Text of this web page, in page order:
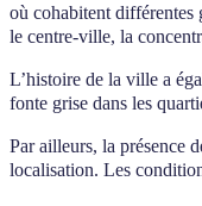
où cohabitent différentes
le centre-ville, la
L’histoire de la ville a
fonte grise dans les
Par ailleurs, la présence
localisation. Les